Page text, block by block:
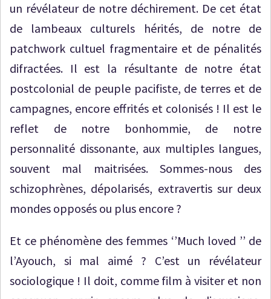
un révélateur de notre déchirement. De cet état
de lambeaux culturels hérités, de notre de
patchwork cultuel fragmentaire et de pénalités
difractées. Il est la résultante de notre état
postcolonial de peuple pacifiste, de terres et de
campagnes, encore effrités et colonisés ! Il est le
reflet de notre bonhommie, de notre
personnalité dissonante, aux multiples langues,
souvent mal maitrisées. Sommes-nous des
schizophrènes, dépolarisés, extravertis sur deux
mondes opposés ou plus encore ?
Et ce phénomène des femmes ‘’Much loved ’’ de
l’Ayouch, si mal aimé ? C’est un révélateur
sociologique ! Il doit, comme film à visiter et non